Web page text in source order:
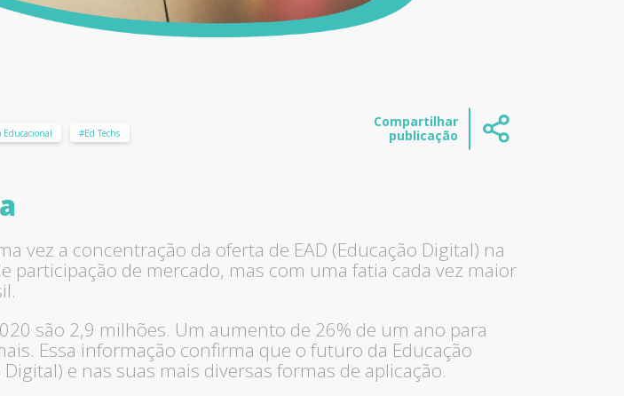
Educacional #Ed Techs
Compartilhar
publicação
vez a concentração da oferta de EAD (Educação Digital) na
participação de mercado, mas com uma fatia cada vez maior
são 2,9 milhões. Um aumento de 26% de um ano para
Essa informação confirma que o futuro da Educação
e nas suas mais diversas formas de aplicação.